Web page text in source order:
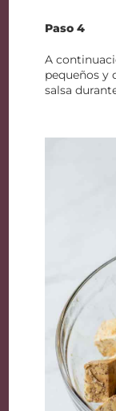
Paso 4
A
pequeños y
salsa